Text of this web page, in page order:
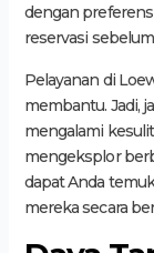
dengan
reservasi
Pelayanan di
membantu. Jadi,
mengalami
mengeksplor
dapat Anda
mereka secara